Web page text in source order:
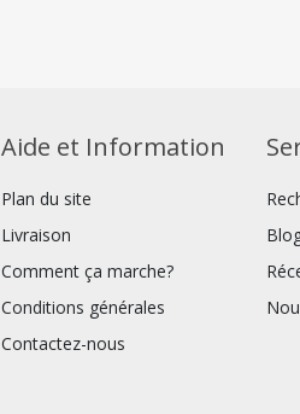
Aide et Information
Plan du site
Livraison
Comment ça marche?
Conditions générales
Contactez-nous